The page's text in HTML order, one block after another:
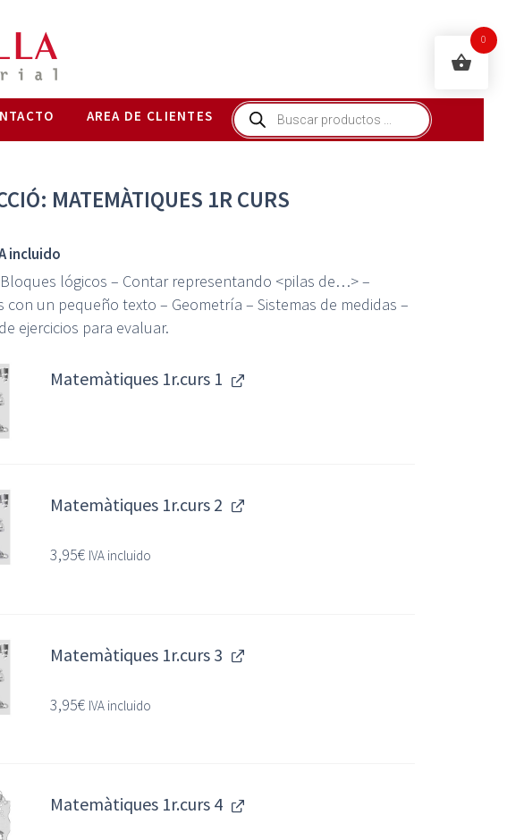
AREA DE CLIENTES Búsqueda
de
productos
MATEMÀTIQUES 1R CURS
incluido
Bloques lógicos – Contar representando <pilas de…> –
con un pequeño texto – Geometría – Sistemas de medidas –
ejercicios para evaluar.
Matemàtiques 1r.curs 1
Matemàtiques 1r.curs 2
3,95€ IVA incluido
Matemàtiques 1r.curs 3
3,95€ IVA incluido
Matemàtiques 1r.curs 4
0